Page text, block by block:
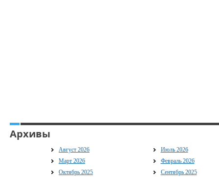
Архивы
Август 2026
Июль 2026
Март 2026
Февраль 2026
Октябрь 2025
Сентябрь 2025